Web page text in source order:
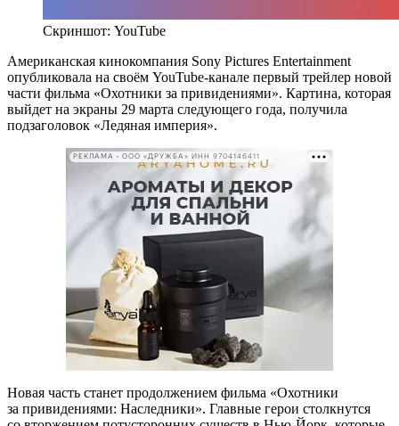
Скриншот: YouTube
Американская кинокомпания Sony Pictures Entertainment
опубликовала на своём YouTube-канале первый трейлер новой
части фильма «Охотники за привидениями». Картина, которая
выйдет на экраны 29 марта следующего года, получила
подзаголовок «Ледяная империя».
РЕКЛАМА • ООО «ДРУЖБА» ИНН 9704146411
Новая часть станет продолжением фильма «Охотники
за привидениями: Наследники». Главные герои столкнутся